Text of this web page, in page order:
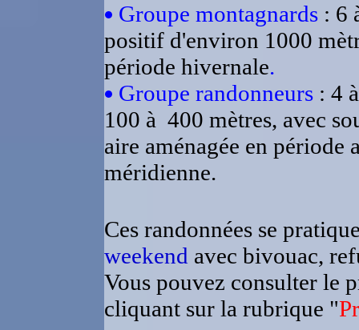
Groupe montagnards : 6
positif d'environ 1000
période hivernale.
Groupe randonneurs : 4
100 à 400 mètres, avec
aire aménagée en période
méridienne.
Ces randonnées se
weekend avec bivouac,
Vous pouvez consulter le
cliquant sur la rubrique "